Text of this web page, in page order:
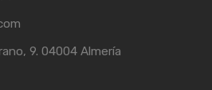
9. 04004 Almería